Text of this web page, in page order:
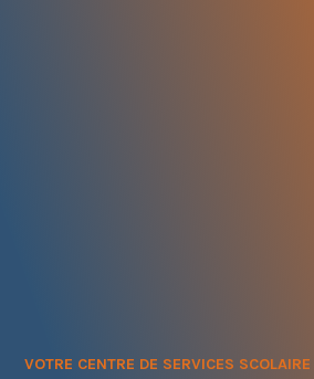
VOTRE CENTRE DE SERVICES SCOLAIRE